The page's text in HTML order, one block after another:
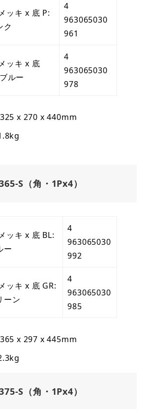
ッキ x 底 P:
ク
4
963065030
961
ッキ x 底
ルー
4
963065030
978
x 270 x 440mm
S（角・1Px4）
ッキ x 底 BL:
ー
4
963065030
992
ッキ x 底 GR:
ーン
4
963065030
985
x 297 x 445mm
S（角・1Px4）